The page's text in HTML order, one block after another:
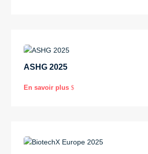
ASHG 2025
En savoir plus $